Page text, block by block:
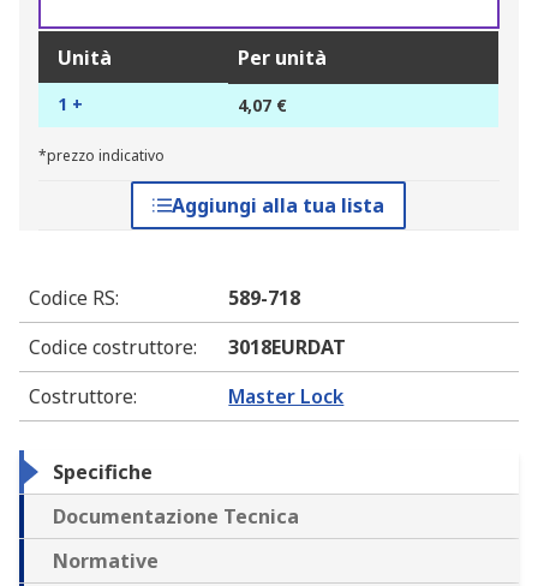
Unità Per unità
1 + 4,07 €
*prezzo indicativo
Aggiungi alla tua lista
Codice RS:
589-718
Codice costruttore:
3018EURDAT
Costruttore: Master Lock
Specifiche
Documentazione Tecnica
Normative